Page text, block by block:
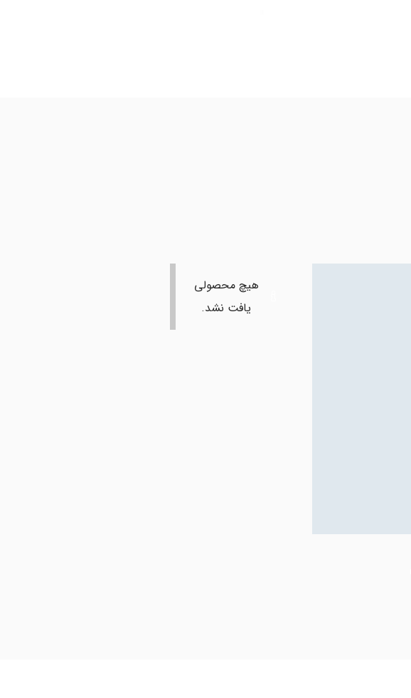
هیچ محصولی
یافت نشد.